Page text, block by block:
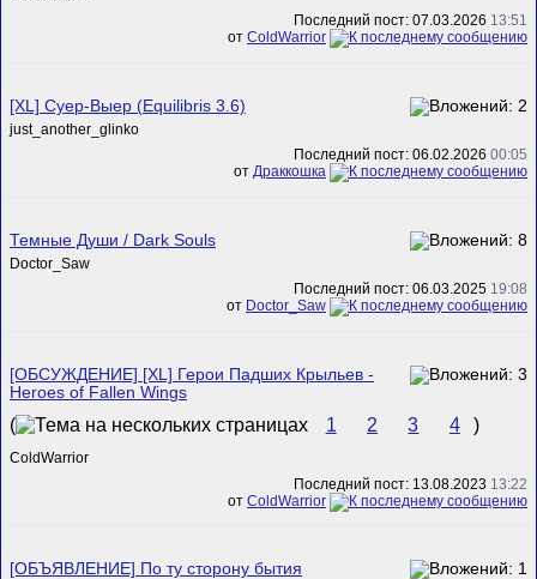
Последний пост: 07.03.2026 13:51
от ColdWarrior
[XL] Суер-Выер (Equilibris 3.6)
just_another_glinko
Последний пост: 06.02.2026 00:05
от Драккошка
Темные Души / Dark Souls
Doctor_Saw
Последний пост: 06.03.2025 19:08
от Doctor_Saw
[ОБСУЖДЕНИЕ] [XL] Герои Падших Крыльев -
Heroes of Fallen Wings
( 1 2 3 4 )
ColdWarrior
Последний пост: 13.08.2023 13:22
от ColdWarrior
[ОБЪЯВЛЕНИЕ] По ту сторону бытия